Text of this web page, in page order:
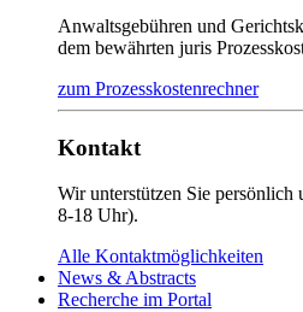
Anwaltsgebühren und
dem bewährten juris
zum Prozesskostenrechner
Kontakt
Wir unterstützen Sie persönlich
8-18 Uhr).
Alle Kontaktmöglichkeiten
News & Abstracts
Recherche im Portal